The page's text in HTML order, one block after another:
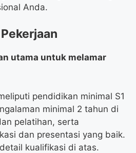
Anda.
utama untuk melamar
pendidikan minimal S1
minimal 2 tahun di
pelatihan, serta
dan presentasi yang baik.
kualifikasi di atas.